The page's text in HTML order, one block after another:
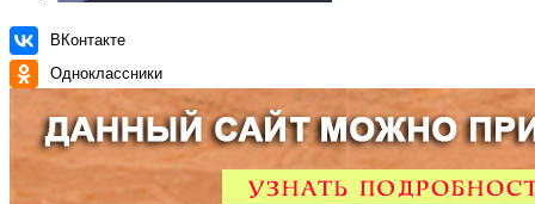
ВКонтакте
Одноклассники